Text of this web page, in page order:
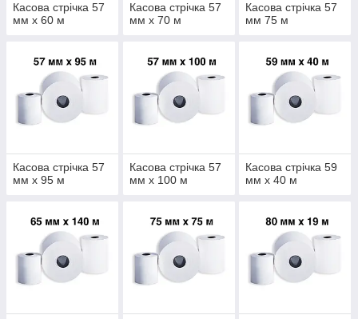
Касова стрічка 57
мм х 60 м
Касова стрічка 57
мм х 70 м
Касова стрічка 57
мм 75 м
Касова стрічка 57
мм х 95 м
Касова стрічка 57
мм х 100 м
Касова стрічка 59
мм х 40 м